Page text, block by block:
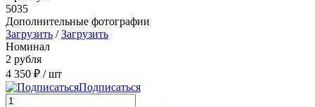
5035
Дополнительные фотографии
Загрузить /Загрузить
Номинал
2 рубля
4 350 ₽ / шт
Подписаться